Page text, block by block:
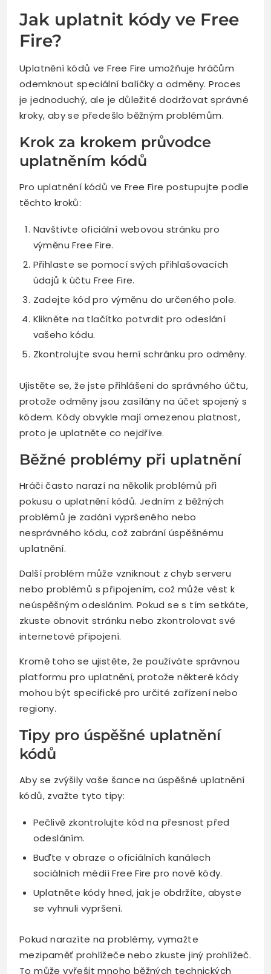
Jak uplatnit kódy ve Free
Fire?
Uplatnění kódů ve Free Fire umožňuje hráčům
odemknout speciální balíčky a odměny. Proces
je jednoduchý, ale je důležité dodržovat správné
kroky, aby se předešlo běžným problémům.
Krok za krokem průvodce
uplatněním kódů
Pro uplatnění kódů ve Free Fire postupujte podle
těchto kroků:
Navštivte oficiální webovou stránku pro
výměnu Free Fire.
Přihlaste se pomocí svých přihlašovacích
údajů k účtu Free Fire.
Zadejte kód pro výměnu do určeného pole.
Klikněte na tlačítko potvrdit pro odeslání
vašeho kódu.
Zkontrolujte svou herní schránku pro odměny.
Ujistěte se, že jste přihlášeni do správného účtu,
protože odměny jsou zasílány na účet spojený s
kódem. Kódy obvykle mají omezenou platnost,
proto je uplatněte co nejdříve.
Běžné problémy při uplatnění
Hráči často narazí na několik problémů při
pokusu o uplatnění kódů. Jedním z běžných
problémů je zadání vypršeného nebo
nesprávného kódu, což zabrání úspěšnému
uplatnění.
Další problém může vzniknout z chyb serveru
nebo problémů s připojením, což může vést k
neúspěšným odesláním. Pokud se s tím setkáte,
zkuste obnovit stránku nebo zkontrolovat své
internetové připojení.
Kromě toho se ujistěte, že používáte správnou
platformu pro uplatnění, protože některé kódy
mohou být specifické pro určité zařízení nebo
regiony.
Tipy pro úspěšné uplatnění
kódů
Aby se zvýšily vaše šance na úspěšné uplatnění
kódů, zvažte tyto tipy:
Pečlivě zkontrolujte kód na přesnost před
odesláním.
Buďte v obraze o oficiálních kanálech
sociálních médií Free Fire pro nové kódy.
Uplatněte kódy hned, jak je obdržíte, abyste
se vyhnuli vypršení.
Pokud narazíte na problémy, vymažte
mezipaměť prohlížeče nebo zkuste jiný prohlížeč.
To může vyřešit mnoho běžných technických